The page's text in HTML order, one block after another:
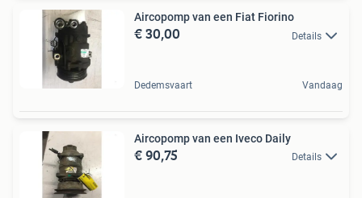
Aircopomp van een Fiat Fiorino
€ 30,00 Details
Dedemsvaart Vandaag
Aircopomp van een Iveco Daily
€ 90,75 Details